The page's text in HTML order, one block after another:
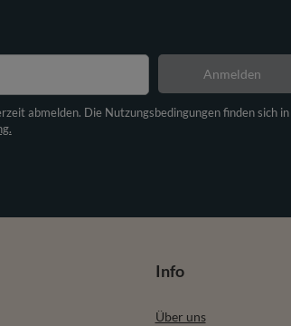
abmelden. Die Nutzungsbedingungen finden sich in
Anmelden
Info
Über uns